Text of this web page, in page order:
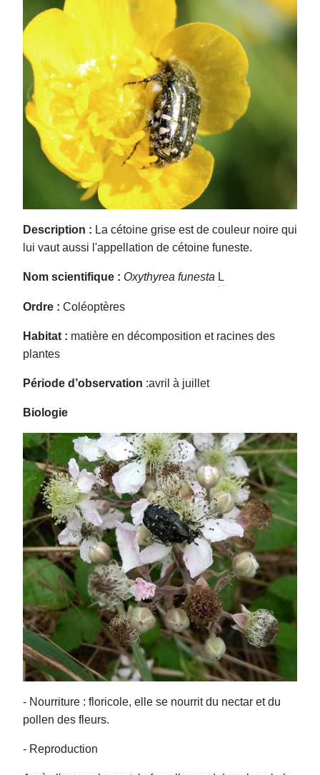
Description : La cétoine grise est de couleur noire qui
lui vaut aussi l'appellation de cétoine funeste.
Nom scientifique : Oxythyrea funesta L
Ordre : Coléoptères
Habitat : matière en décomposition et racines des
plantes
Période d’observation :avril à juillet
Biologie
- Nourriture : floricole, elle se nourrit du nectar et du
pollen des fleurs.
- Reproduction